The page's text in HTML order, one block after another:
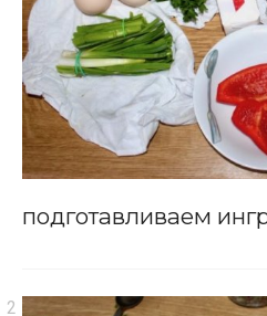
подготавливаем